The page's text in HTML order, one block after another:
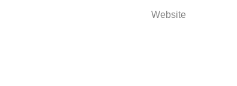
Website